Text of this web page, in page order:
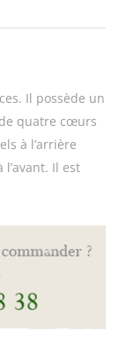
Il possède un
de quatre cœurs
à l’arrière
Il est